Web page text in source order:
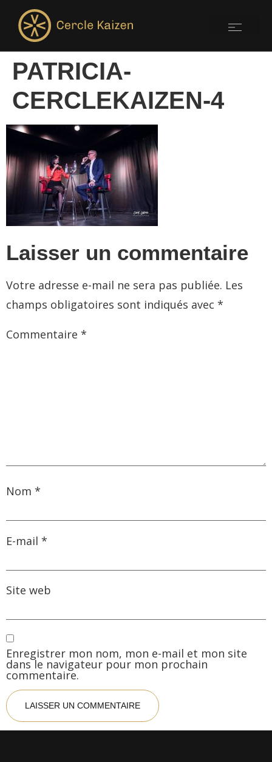
PATRICIA-
CERCLEKAIZEN-4
Laisser un commentaire
Votre adresse e-mail ne sera pas publiée. Les
champs obligatoires sont indiqués avec *
Commentaire *
Nom *
E-mail *
Site web
Enregistrer mon nom, mon e-mail et mon site
dans le navigateur pour mon prochain
commentaire.